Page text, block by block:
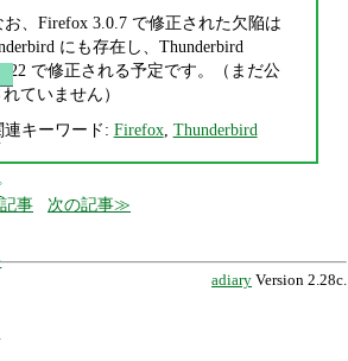
お、Firefox 3.0.7 で修正された欠陥は
にも存在し、Thunderbird
で修正される予定です。（まだ公
ていません）
連キーワード: Firefox, Thunderbird
事 次の記事
adiary Version 2.28c.